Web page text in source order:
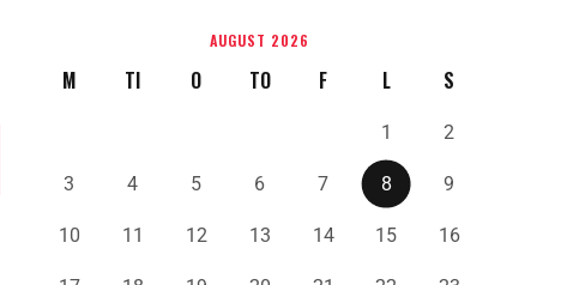
AUGUST 2026
M TI O TO F L S
1 2
3 4 5 6 7 8 9
10 11 12 13 14 15 16